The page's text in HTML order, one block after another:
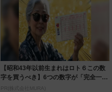
【昭和43年以前生まれはロト６この数
字を買うべき】6つの数字が「完全一
致」する方...
PR(株式会社MURA)